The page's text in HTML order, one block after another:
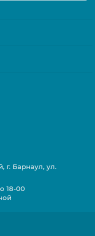
г. Барнаул, ул.
18-00